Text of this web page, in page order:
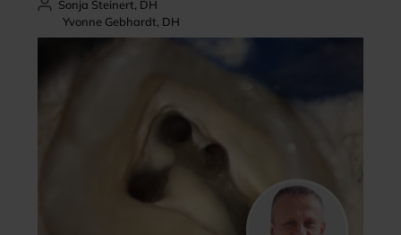
Sonja Steinert, DH
Yvonne Gebhardt, DH